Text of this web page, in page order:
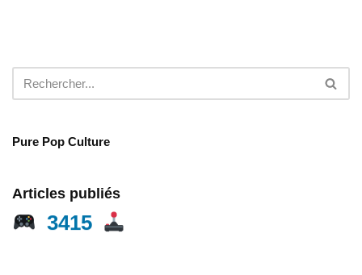
Pure Pop Culture
Articles publiés
3415